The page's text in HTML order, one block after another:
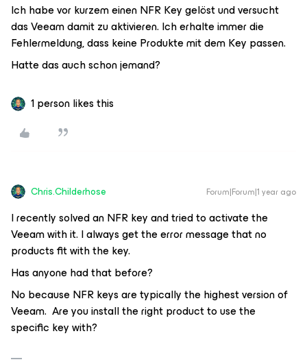
Ich habe vor kurzem einen NFR Key gelöst und versucht
das Veeam damit zu aktivieren. Ich erhalte immer die
Fehlermeldung, dass keine Produkte mit dem Key passen.
Hatte das auch schon jemand?
1 person likes this
Chris.Childerhose Forum|Forum|1 year ago
I recently solved an NFR key and tried to activate the
Veeam with it. I always get the error message that no
products fit with the key.
Has anyone had that before?
No because NFR keys are typically the highest version of
Veeam. Are you install the right product to use the
specific key with?